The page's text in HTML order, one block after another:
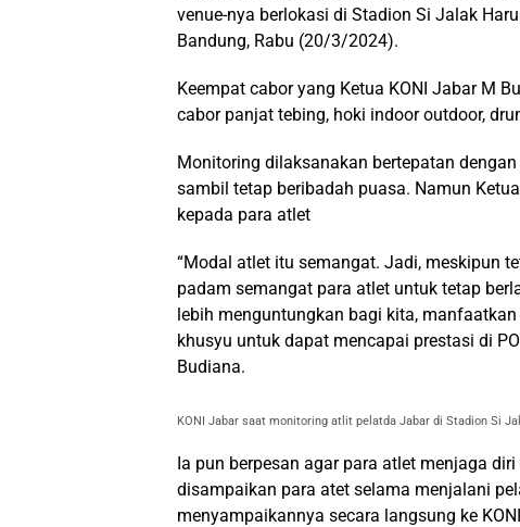
venue-nya berlokasi di Stadion Si Jalak
Bandung, Rabu (20/3/2024).
Keempat cabor yang Ketua KONI Jabar M
cabor panjat tebing, hoki indoor outdoor,
Monitoring dilaksanakan bertepatan
sambil tetap beribadah puasa. Namun
kepada para atlet
“Modal atlet itu semangat. Jadi, meskipun
padam semangat para atlet untuk tetap
lebih menguntungkan bagi kita,
khusyu untuk dapat mencapai prestasi di
Budiana.
KONI Jabar saat monitoring atlit pelatda Jabar di Stadion Si
Ia pun berpesan agar para atlet menjaga
disampaikan para atet selama menjalani
menyampaikannya secara langsung ke